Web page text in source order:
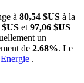
à 80,54 $US à la
$US et 97,06 $US
un
de 2.68%. Le
Energie .